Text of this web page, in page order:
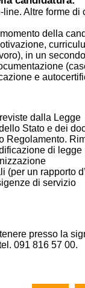
Altre forme di
della
in un
e
dalla Legge
Stato e dei
Regolamento.
di legge
(per un rapporto
di servizio
presso la
091 816 57 00.